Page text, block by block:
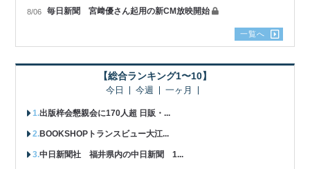
8/06 毎日新聞 宮﨑優さん起用の新CM放映開始
一覧へ
【総合ランキング1〜10】
今日 今週 一ヶ月
出版梓会懇親会に170人超 日販・...
BOOKSHOPトランスビュー大江...
中日新聞社 福井県内の中日新聞 1...